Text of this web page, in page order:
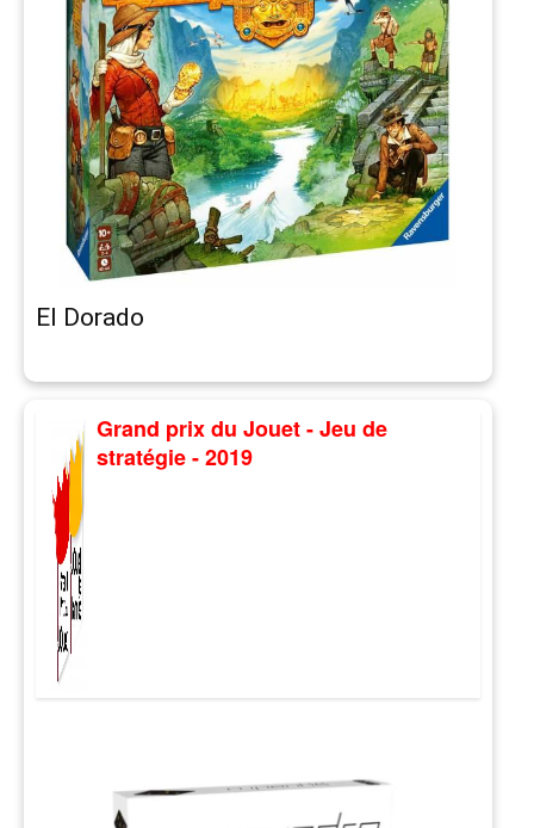
El Dorado
Grand prix du Jouet - Jeu de
stratégie - 2019